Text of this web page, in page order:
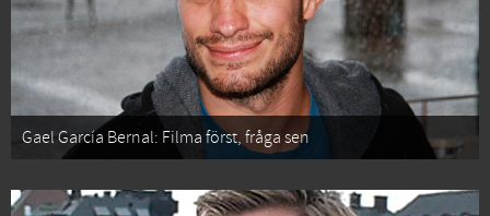
Gael García Bernal: Filma först, fråga sen